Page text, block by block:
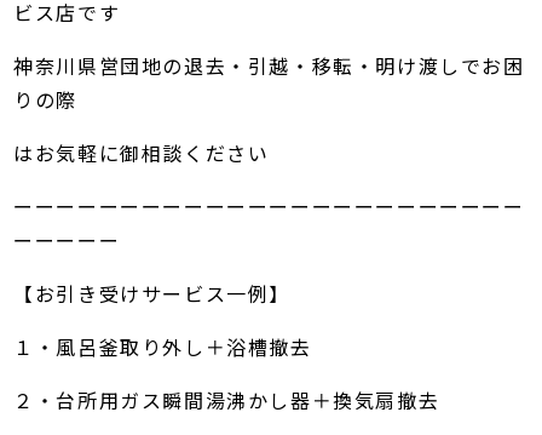
ビス店です
神奈川県営団地の退去・引越・移転・明け渡しでお困
りの際
はお気軽に御相談ください
ーーーーーーーーーーーーーーーーーーーーーーーー
ーーーーー
【お引き受けサービス一例】
１・風呂釜取り外し＋浴槽撤去
２・台所用ガス瞬間湯沸かし器＋換気扇撤去